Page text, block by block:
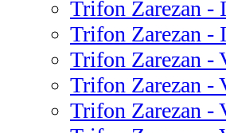
Trifon Zarezan -
Trifon Zarezan -
Trifon Zarezan -
Trifon Zarezan -
Trifon Zarezan -